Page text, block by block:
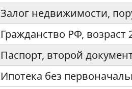
Залог недвижимости,
Гражданство РФ,
Паспорт, второй
Ипотека без